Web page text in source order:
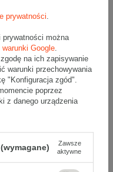
prywatności
prywatności można
Google
na ich zapisywanie
warunki przechowywania
"Konfiguracja zgód".
poprzez
z danego urządzenia
Zawsze
aktywne